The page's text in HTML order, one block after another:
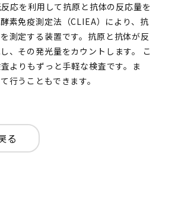
応を利用して抗原と抗体の反応量を
素免疫測定法（CLIEA）により、抗
測定する装置です。抗原と抗体が反
、その発光量をカウントします。 こ
よりもずっと手軽な検査です。ま
行うこともできます。
る